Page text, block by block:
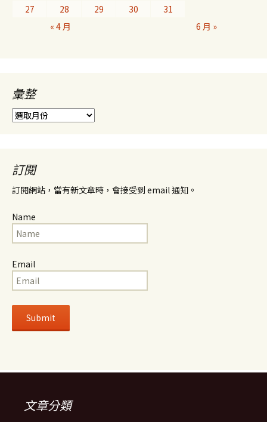
27 28 29 30
31
« 4 月
6 月 »
彙整
彙
整
訂閱
訂閱網站，當有新文章時，會接受到 email 通知。
Name
Email
文章分類